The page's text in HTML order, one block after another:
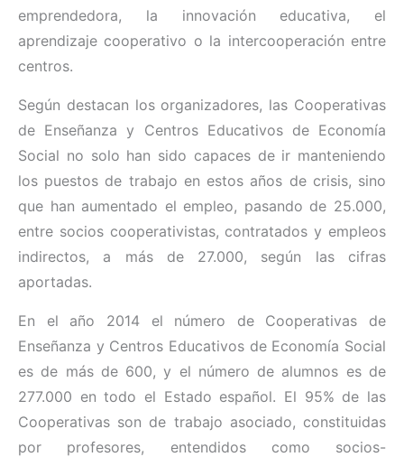
emprendedora, la innovación educativa, el
aprendizaje cooperativo o la intercooperación entre
centros.
Según destacan los organizadores, las Cooperativas
de Enseñanza y Centros Educativos de Economía
Social no solo han sido capaces de ir manteniendo
los puestos de trabajo en estos años de crisis, sino
que han aumentado el empleo, pasando de 25.000,
entre socios cooperativistas, contratados y empleos
indirectos, a más de 27.000, según las cifras
aportadas.
En el año 2014 el número de Cooperativas de
Enseñanza y Centros Educativos de Economía Social
es de más de 600, y el número de alumnos es de
277.000 en todo el Estado español. El 95% de las
Cooperativas son de trabajo asociado, constituidas
por profesores, entendidos como socios-